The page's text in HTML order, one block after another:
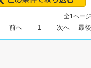
全1ページ
前へ 1 次へ 最後